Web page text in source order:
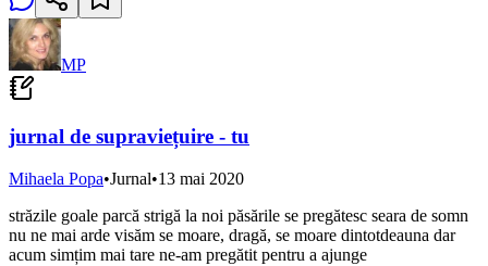
MP
jurnal de supraviețuire - tu
Mihaela Popa•Jurnal•13 mai 2020
străzile goale parcă strigă la noi păsările se pregătesc seara de somn
nu ne mai arde visăm se moare, dragă, se moare dintotdeauna dar
acum simțim mai tare ne-am pregătit pentru a ajunge